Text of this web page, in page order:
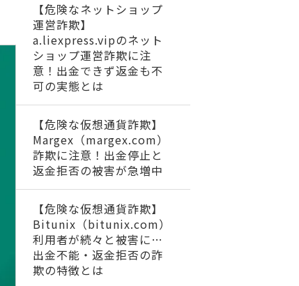
【危険なネットショップ
運営詐欺】
a.liexpress.vipのネット
ショップ運営詐欺に注
意！出金できず返金も不
可の実態とは
【危険な仮想通貨詐欺】
Margex（margex.com）
詐欺に注意！出金停止と
返金拒否の被害が急増中
【危険な仮想通貨詐欺】
Bitunix（bitunix.com）
利用者が続々と被害に…
出金不能・返金拒否の詐
欺の特徴とは